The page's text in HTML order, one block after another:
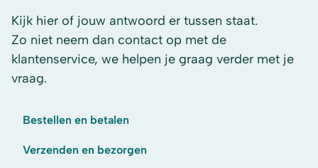
Kijk hier of jouw antwoord er tussen staat.
Zo niet neem dan contact op met de
klantenservice, we helpen je graag verder met je
vraag.
Bestellen en betalen
Verzenden en bezorgen